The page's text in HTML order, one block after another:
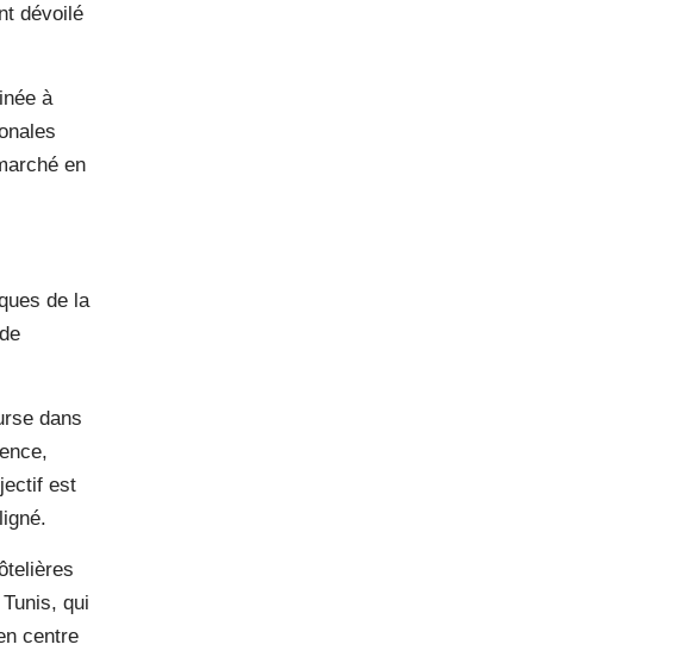
dévoilé
à
en
de la
dans
est
qui
centre